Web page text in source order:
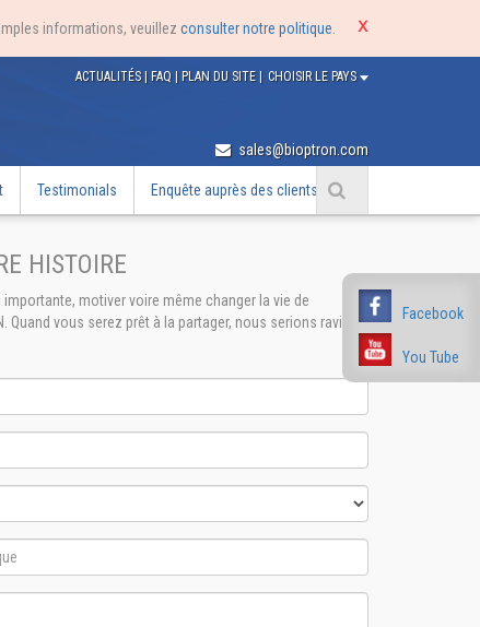
informations, veuillez consulter notre politique
Facebook
You Tube
CHOISIR LE PAYS
ACTUALITÉS | FAQ | PLAN DU SITE |
sales@bioptron.com
Testimonials Enquête auprès des clients
HISTOIRE
motiver voire même changer la vie de
Quand vous serez prêt à la partager, nous serions ravis